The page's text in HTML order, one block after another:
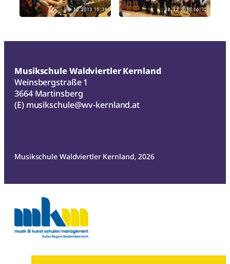
Musikschule Waldviertler Kernland
Weinsbergstraße 1
3664 Martinsberg
(E) musikschule@wv-kernland.at
Musikschule Waldviertler Kernland, 2026